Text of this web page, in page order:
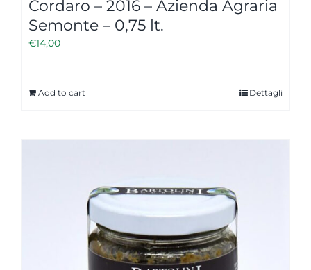
Cordaro – 2016 – Azienda Agraria
Semonte – 0,75 lt.
€14,00
Add to cart Dettagli